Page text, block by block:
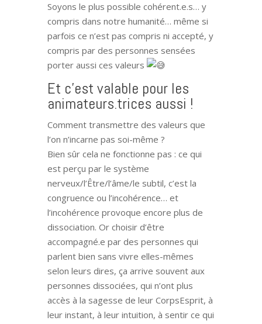
Soyons le plus possible cohérent.e.s… y
compris dans notre humanité… même si
parfois ce n’est pas compris ni accepté, y
compris par des personnes sensées
porter aussi ces valeurs
Et c’est valable pour les
animateurs.trices aussi !
Comment transmettre des valeurs que
l’on n’incarne pas soi-même ?
Bien sûr cela ne fonctionne pas : ce qui
est perçu par le système
nerveux/l’Être/l’âme/le subtil, c’est la
congruence ou l’incohérence… et
l’incohérence provoque encore plus de
dissociation. Or choisir d’être
accompagné.e par des personnes qui
parlent bien sans vivre elles-mêmes
selon leurs dires, ça arrive souvent aux
personnes dissociées, qui n’ont plus
accès à la sagesse de leur CorpsEsprit, à
leur instant, à leur intuition, à sentir ce qui